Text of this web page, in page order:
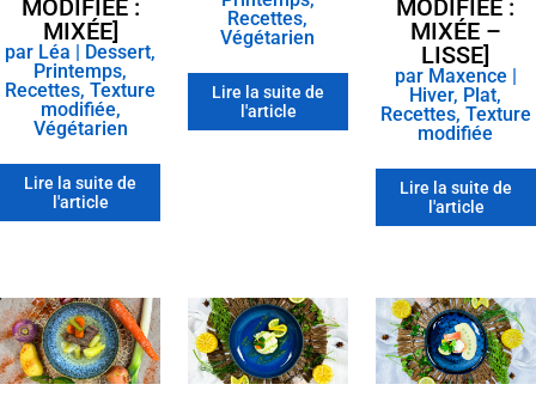
MODIFIÉE :
MIXÉE]
par Léa | Dessert,
Printemps,
Recettes,Texture
modifiée,
Végétarien
Lire la suite de
l'article
Recettes,
Végétarien
Lire la suite de
l'article
MODIFIÉE :
MIXÉE –
LISSE]
par Maxence |
Hiver, Plat,
Recettes, Texture
modifiée
Lire la suite de
l'article